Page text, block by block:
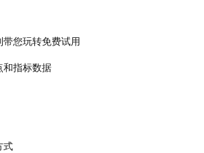
您玩转免费试用
和指标数据
式